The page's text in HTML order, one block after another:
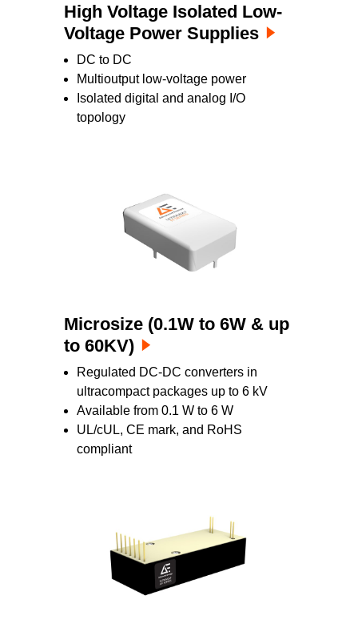
High Voltage Isolated Low-
Voltage Power Supplies
DC to DC
Multioutput low-voltage power
Isolated digital and analog I/O
topology
Microsize (0.1W to 6W & up
to 60KV)
Regulated DC-DC converters in
ultracompact packages up to 6 kV
Available from 0.1 W to 6 W
UL/cUL, CE mark, and RoHS
compliant